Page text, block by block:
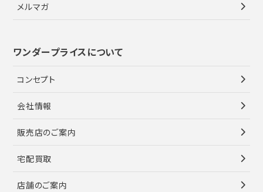
メルマガ
ワンダープライスについて
コンセプト
会社情報
販売店のご案内
宅配買取
店舗のご案内